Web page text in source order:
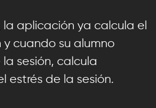
la aplicación ya calcula el
cuando su alumno
la sesión, calcula
estrés de la sesión.